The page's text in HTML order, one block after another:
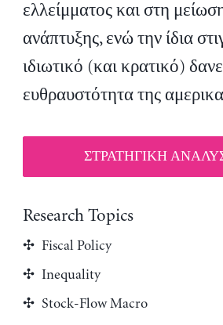
ελλείμματος και στη
ανάπτυξης, ενώ την ίδια
ιδιωτικό (και κρατικό)
ευθραυστότητα της
ΣΤΡΑΤΗΓΙΚΗ
Research Topics
Fiscal Policy
Inequality
Stock-Flow Macro